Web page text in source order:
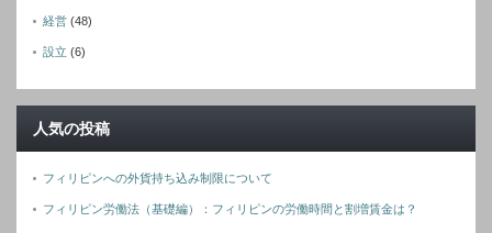
経営 (48)
設立 (6)
人気の投稿
フィリピンへの外貨持ち込み制限について
フィリピン労働法（基礎編）：フィリピンの労働時間と割増賃金は？